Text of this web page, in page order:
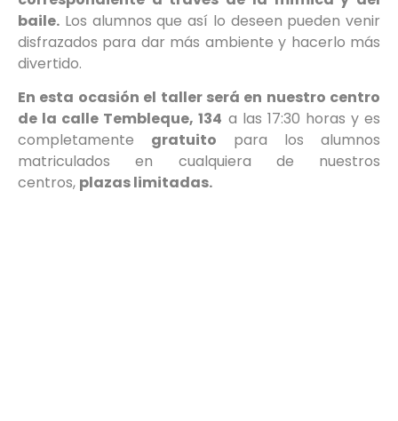
baile. Los alumnos que así lo deseen pueden venir
disfrazados para dar más ambiente y hacerlo más
divertido.
En esta ocasión el taller será en nuestro centro
de la calle Tembleque, 134 a las 17:30 horas y es
completamente gratuito para los alumnos
matriculados en cualquiera de nuestros
centros, plazas limitadas.